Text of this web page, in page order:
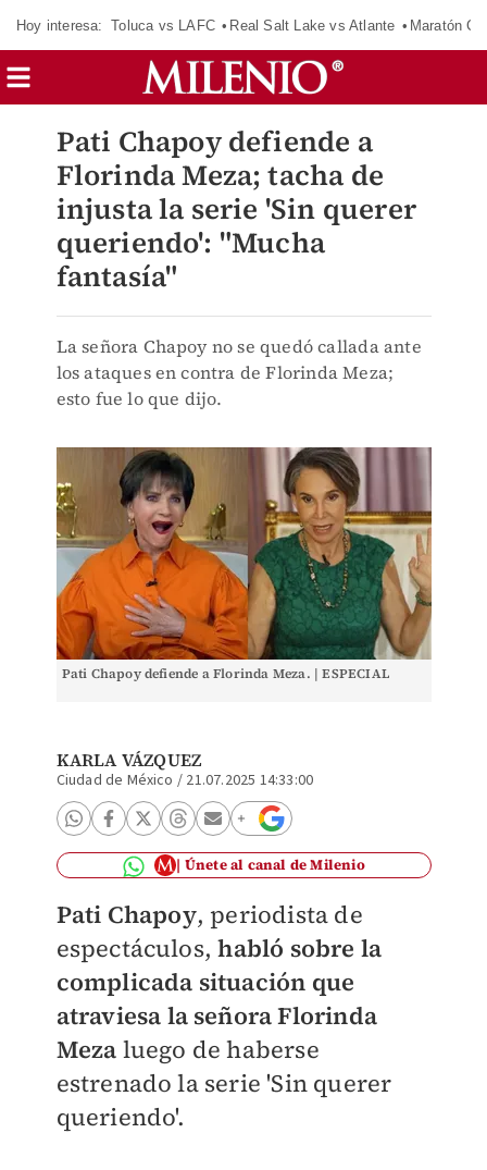
Hoy interesa: Toluca vs LAFC Real Salt Lake vs Atlante Maratón
Pati Chapoy defiende a
Florinda Meza; tacha de
injusta la serie 'Sin querer
queriendo': "Mucha
fantasía"
La señora Chapoy no se quedó callada ante
los ataques en contra de Florinda Meza;
esto fue lo que dijo.
Pati Chapoy defiende a Florinda Meza. | ESPECIAL
KARLA VÁZQUEZ
Ciudad de México / 21.07.2025 14:33:00
Únete al canal de Milenio
Pati Chapoy, periodista de
espectáculos,habló sobre la
complicada situación que
atraviesa la señora Florinda
Meza luego de haberse
estrenado la serie 'Sin querer
queriendo'.